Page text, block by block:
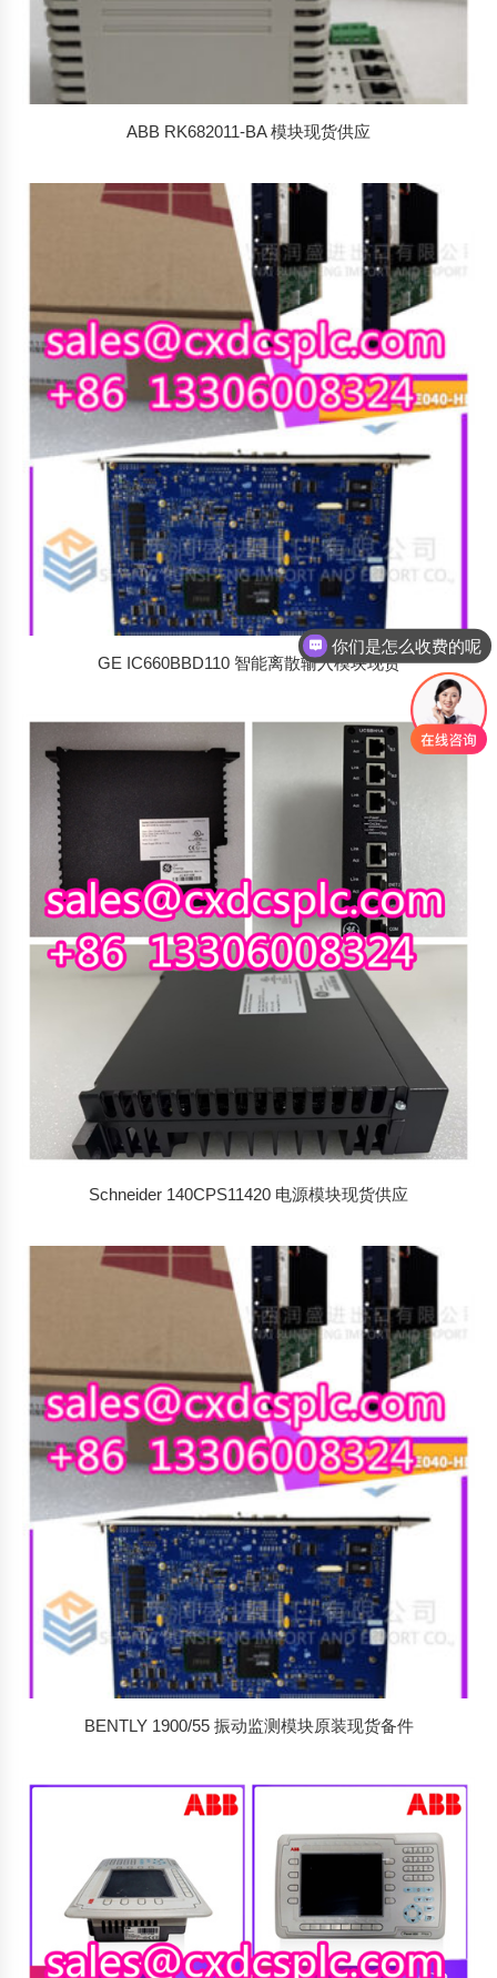
ABB RK682011-BA 模块现货供应
GE IC660BBD110 智能离散输入模块现货
Schneider 140CPS11420 电源模块现货供应
BENTLY 1900/55 振动监测模块原装现货备件
你们是怎么收费的呢
现在有优惠活动吗